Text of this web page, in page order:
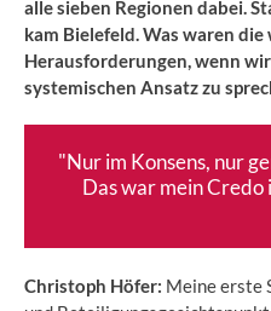
alle sieben Regionen dabei.
kam Bielefeld. Was waren
Herausforderungen, wenn
systemischen Ansatz zu
"Nur im Konsens, nur
Das war mein Credo
Christoph Höfer: Meine erste